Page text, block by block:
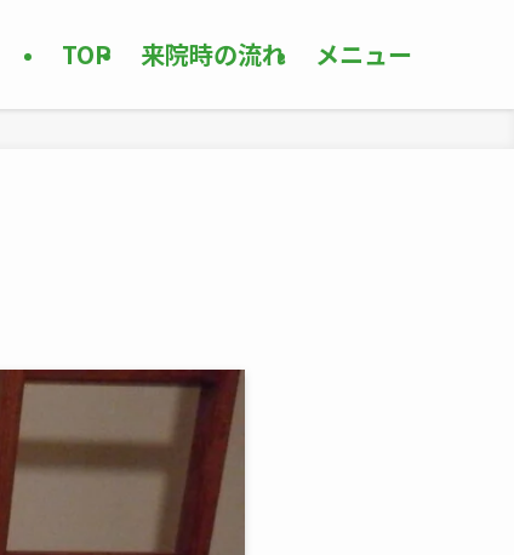
TOP 来院時の流れ メニュー